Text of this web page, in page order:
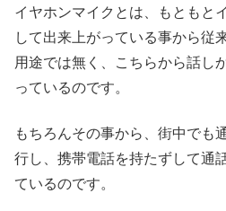
イヤホンマイクとは、もともと
して出来上がっている事から従
用途では無く、こちらから話し
っているのです。
もちろんその事から、街中でも
行し、携帯電話を持たずして通
ているのです。